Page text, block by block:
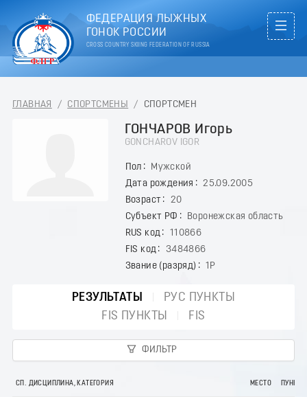
ФЕДЕРАЦИЯ ЛЫЖНЫХ
ГОНОК РОССИИ
CROSS COUNTRY SKIING FEDERATION OF RUSSIA
ГЛАВНАЯ / СПОРТСМЕНЫ / СПОРТСМЕН
ГОНЧАРОВ Игорь
GONCHAROV IGOR
Пол
Мужской
Дата рождения
25.09.2005
Возраст
20
Субъект РФ
Воронежская область
RUS код
110866
FIS код
3484866
Звание (разряд)
1Р
РЕЗУЛЬТАТЫ
РУС ПУНКТЫ
FIS ПУНКТЫ
FIS
ФИЛЬТР
СП. ДИСЦИПЛИНА, КАТЕГОРИЯ МЕСТО ПУНКТЫ